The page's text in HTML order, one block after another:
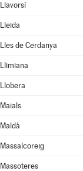
Llavorsí
Lleida
Lles de Cerdanya
Llimiana
Llobera
Maials
Maldà
Massalcoreig
Massoteres